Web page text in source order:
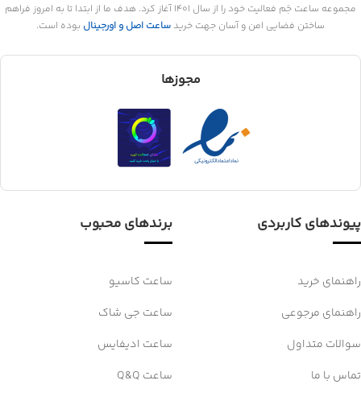
مجموعه ساعت جَم فعالیت خود را از سال 1401 آغاز کرد. هدف ما از ابتدا تا به امروز فراهم
ساختن فضایی امن و آسان جهت خرید ساعت اصل و اورجینال بوده است.
مجوزها
پیوندهای کاربردی
راهنمای خرید
راهنمای مرجوعی
سوالات متداول
تماس با ما
برندهای محبوب
ساعت کاسیو
ساعت جی شاک
ساعت ادیفایس
ساعت Q&Q